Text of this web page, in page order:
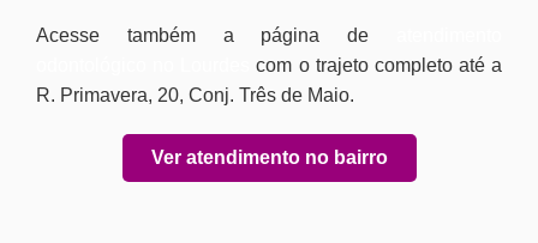
Acesse também a página de
com o trajeto completo até a
R. Primavera, 20, Conj. Três de Maio.
Ver atendimento no bairro